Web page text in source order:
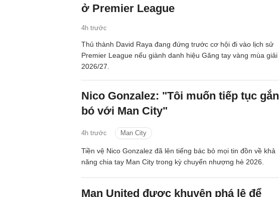
ở Premier League
4h trước
Thủ thành David Raya đang đứng trước cơ hội đi vào lịch sử
Premier League nếu giành danh hiệu Găng tay vàng mùa giải
2026/27.
Nico Gonzalez: "Tôi muốn tiếp tục gắn
bó với Man City"
4h trước Man City
Tiền vệ Nico Gonzalez đã lên tiếng bác bỏ mọi tin đồn về khả
năng chia tay Man City trong kỳ chuyển nhượng hè 2026.
Man United được khuyên phá lệ để